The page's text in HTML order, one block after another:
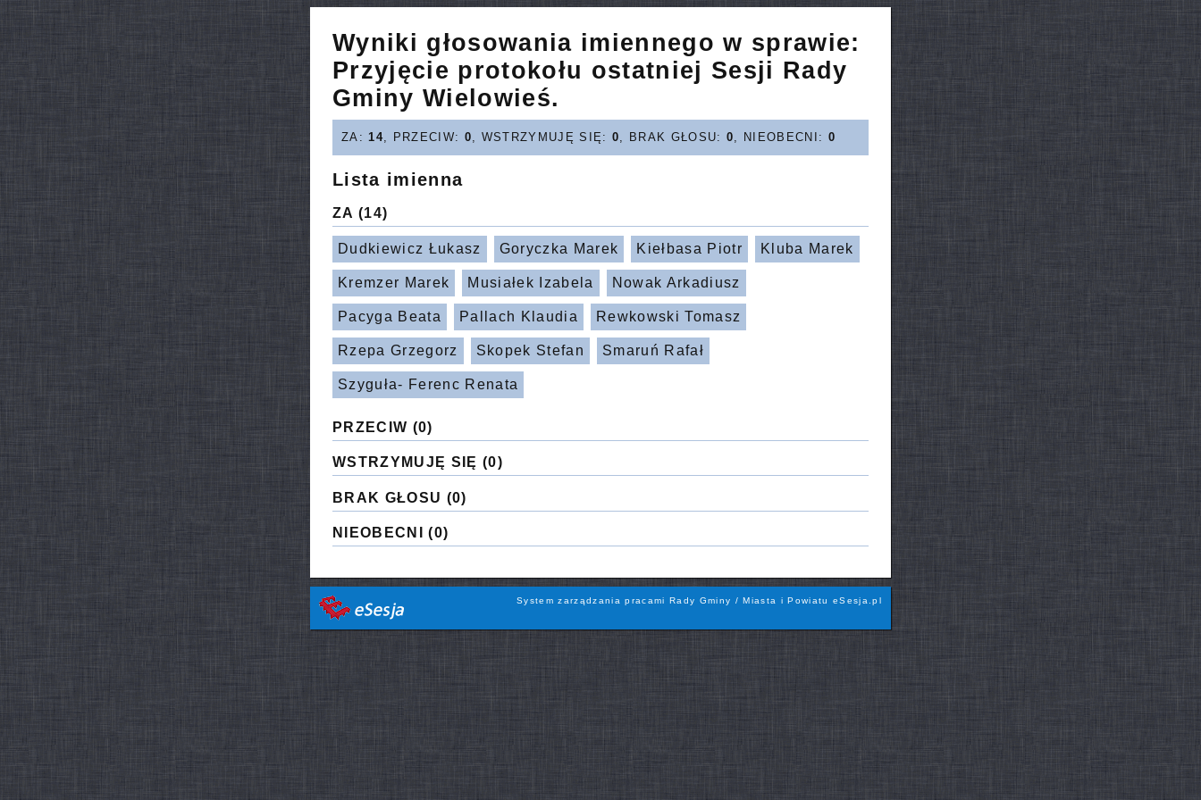
Wyniki głosowania imiennego w sprawie:
Przyjęcie protokołu ostatniej Sesji Rady
Gminy Wielowieś.
ZA: 14 , PRZECIW: 0 , WSTRZYMUJĘ SIĘ:0 , BRAK GŁOSU:0 , NIEOBECNI: 0
Lista imienna
ZA (14)
Dudkiewicz Łukasz Goryczka Marek Kiełbasa Piotr Kluba Marek
Kremzer Marek Musiałek Izabela Nowak Arkadiusz
Pacyga Beata Pallach Klaudia Rewkowski Tomasz
Rzepa Grzegorz Skopek Stefan Smaruń Rafał
Szyguła- Ferenc Renata
PRZECIW (0)
WSTRZYMUJĘ SIĘ (0)
BRAK GŁOSU (0)
NIEOBECNI (0)
System zarządzania pracami Rady Gminy / Miasta i Powiatu eSesja.pl